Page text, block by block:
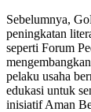
Sebelumnya,
peningkatan
seperti Forum
pelaku usaha
edukasi untuk
inisiatif Aman